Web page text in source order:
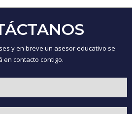
y en breve un asesor educativo se
en contacto contigo.